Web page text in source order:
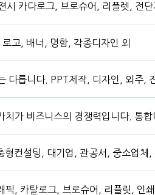
시 카다로그, 브로슈어, 리플렛, 전
고, 배너, 명함, 각종디자인 외
다릅니다. PPT제작, 디자인, 외주,
치가 비즈니스의 경쟁력입니다. 통
형컨설팅, 대기업, 관공서, 중소업체,
픽, 카탈로그, 브로슈어, 리플릿, 인